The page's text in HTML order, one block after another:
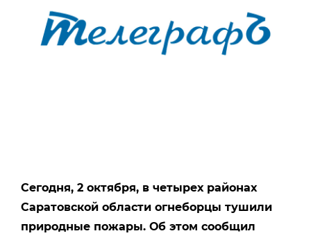
Сегодня, 2 октября, в четырех районах
Саратовской области огнеборцы тушили
природные пожары. Об этом сообщил